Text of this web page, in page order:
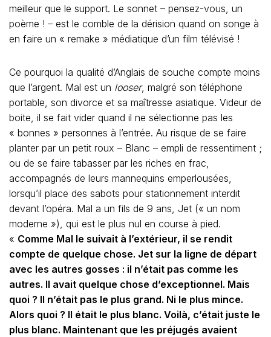
meilleur que le support. Le sonnet – pensez-vous, un
poème ! – est le comble de la dérision quand on songe à
en faire un « remake » médiatique d’un film télévisé !
Ce pourquoi la qualité d’Anglais de souche compte moins
que l’argent. Mal est un looser, malgré son téléphone
portable, son divorce et sa maîtresse asiatique. Videur de
boite, il se fait vider quand il ne sélectionne pas les
« bonnes » personnes à l’entrée. Au risque de se faire
planter par un petit roux – Blanc – empli de ressentiment ;
ou de se faire tabasser par les riches en frac,
accompagnés de leurs mannequins emperlousées,
lorsqu’il place des sabots pour stationnement interdit
devant l’opéra. Mal a un fils de 9 ans, Jet (« un nom
moderne »), qui est le plus nul en course à pied.
« Comme Mal le suivait à l’extérieur, il se rendit
compte de quelque chose. Jet sur la ligne de départ
avec les autres gosses : il n’était pas comme les
autres. Il avait quelque chose d’exceptionnel. Mais
quoi ? Il n’était pas le plus grand. Ni le plus mince.
Alors quoi ? Il était le plus blanc. Voilà, c’était juste le
plus blanc. Maintenant que les préjugés avaient